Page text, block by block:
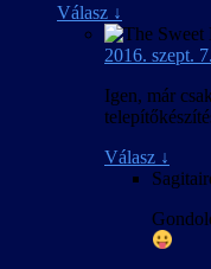
Válasz ↓
2016. szept.
Igen, már
Válasz ↓